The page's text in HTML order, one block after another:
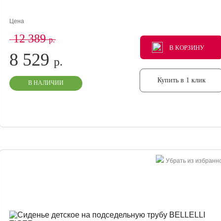
Цена
12 389р.
8 529 р.
В НАЛИЧИИ
В КОРЗИНУ
В КОРЗИНУ
В КОРЗИНУ
Купить в 1 клик
Убрать из